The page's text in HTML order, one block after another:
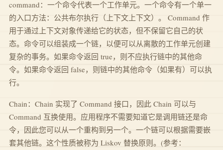
command：一个命令代表一个工作单元。一个命令有一个单一
的入口方法：公共布尔执行（上下文上下文）。 Command 作
用于通过上下文对象传递给它的状态，但不保留它自己的状
态。命令可以组装成一个链，以便可以从离散的工作单元创建
复杂的事务。如果命令返回 true，则不应执行链中的其他命
令。如果命令返回 false，则链中的其他命令（如果有）可以执
行。
Chain：Chain 实现了 Command 接口，因此 Chain 可以与
Command 互换使用。应用程序不需要知道它是调用链还是命
令，因此您可以从一个重构到另一个。一个链可以根据需要嵌
套其他链。这个性质被称为 Liskov 替换原则。(参考：